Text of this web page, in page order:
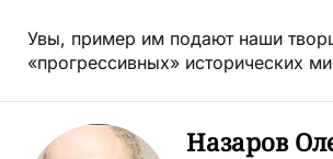
Увы, пример им подают наши
«прогрессивных» исторических
Назаров